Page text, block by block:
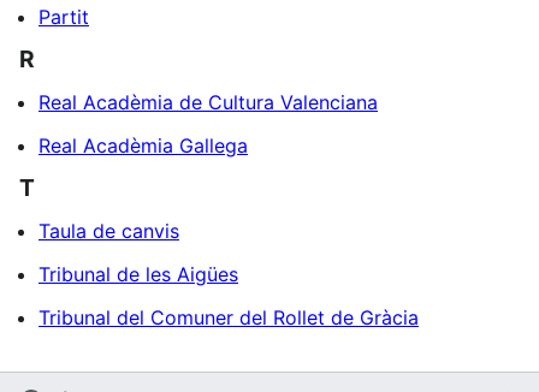
Partit
R
Real Acadèmia de Cultura Valenciana
Real Acadèmia Gallega
T
Taula de canvis
Tribunal de les Aigües
Tribunal del Comuner del Rollet de Gràcia